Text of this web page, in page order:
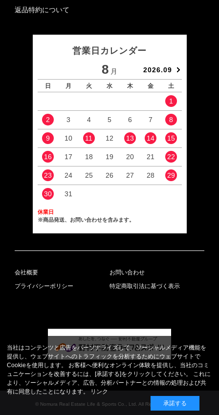
返品特約について
営業日カレンダー
8 月 2026.09
日 月 火 水 木 金 土
1
2 3 4 5 6 7 8
9 10 11 12 13 14 15
16 17 18 19 20 21 22
23 24 25 26 27 28 29
30 31
休業日
※商品発送、お問い合わせを含みます。
会社概要
お問い合わせ
プライバシーポリシー
特定商取引法に基づく表示
© Nomura Real Estate Life & Sports Co., Ltd. All Rights Reserved.
当社はコンテンツと広告をパーソナライズして、ソーシャルメディア機能を
提供し、ウェブサイトへのトラフィックを分析するためにウェブサイトで
Cookieを使用します。 お客様へ便利なオンライン体験を提供し、当社のコミ
ュニケーションを改善するには、[承諾する]をクリックしてください。 これに
より、ソーシャルメディア、広告、分析パートナーとの情報の処理および共
有に同意したことになります。
リンク
承諾する